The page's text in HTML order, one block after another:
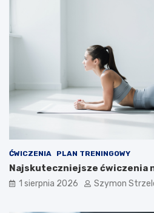
ĆWICZENIA PLAN TRENINGOWY
Najskuteczniejsze ćwiczenia
1 sierpnia 2026 Szymon